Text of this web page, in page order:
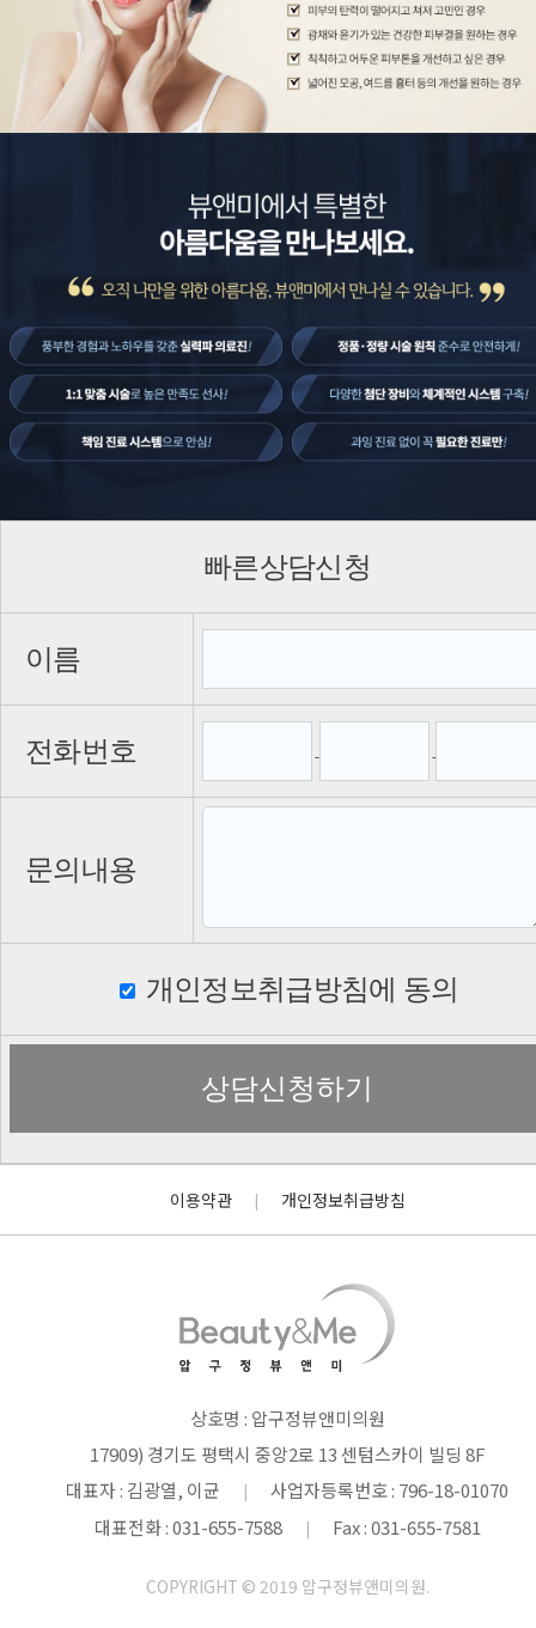
빠른상담신청
이름
전화번호 - -
문의내용
개인정보취급방침에 동의
이용약관 | 개인정보취급방침
상호명 : 압구정뷰앤미의원
17909) 경기도 평택시 중앙2로 13 센텀스카이 빌딩 8F
대표자 : 김광열, 이균
|
사업자등록번호 : 796-18-01070
대표전화 : 031-655-7588
| Fax : 031-655-7581
COPYRIGHT © 2019 압구정뷰앤미의원.